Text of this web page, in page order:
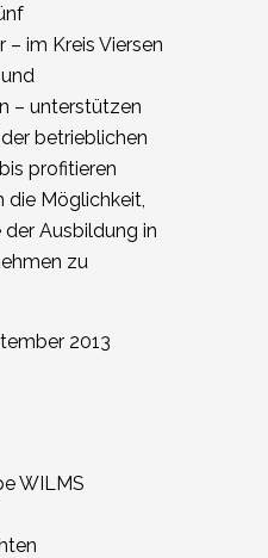
im Kreis Viersen
– unterstützen
betrieblichen
profitieren
die Möglichkeit,
Ausbildung in
zu
2013
WILMS